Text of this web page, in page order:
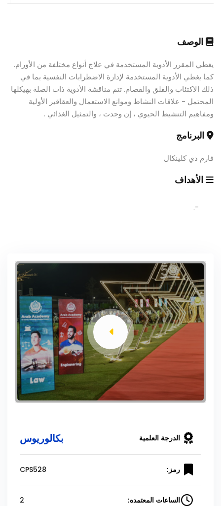
الوصف
يغطي المقرر الأدوية المستخدمة في علاج أنواع مختلفة من الأورام.
كما يغطي الأدوية المستخدمة لإدارة الاضطرابات النفسية بما في
ذلك الاكتئاب والقلق والفصام. تتم مناقشة الأدوية ذات الصلة بهيكلها
المحتمل - علاقات النشاط وموانع الاستعمال والعقاقير الأولية
ومفاهيم التنشيط الحيوي ، إن وجدت ، والتمثيل الغذائي .
البرنامج
فارم دي كلينكال
الأهداف
-.
الدرجة العلمية بكالوريوس
رمز: CPS528
الساعات المعتمده: 2